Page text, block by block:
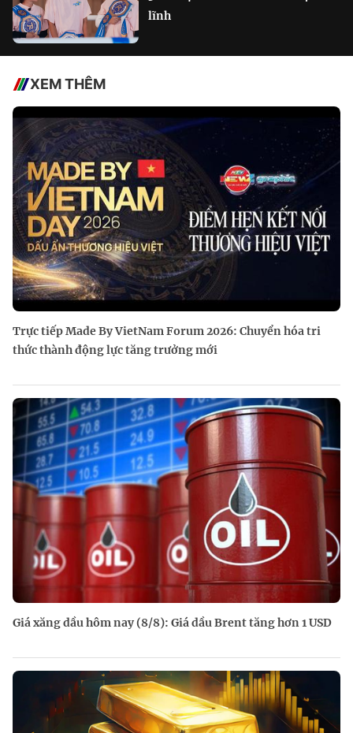
lĩnh
XEM THÊM
Trực tiếp Made By VietNam Forum 2026: Chuyển hóa tri
thức thành động lực tăng trưởng mới
Giá xăng dầu hôm nay (8/8): Giá dầu Brent tăng hơn 1 USD